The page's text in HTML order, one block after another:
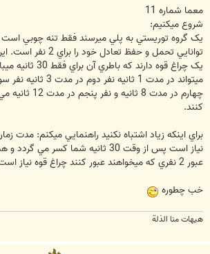
معما شماره 11
شروع ميکنيم:
يک گروه توريستي به پلي ميرسند فقط تنه چوبي است
يک چراغ قوه دارند که
چهارم در مدت 8
کنند.
براي اينکه زياد اشتباه نکنيد راهنمايي ميکنم: مدت
نياز است پس از وقت 30 ثانيه شما کسر
عبور 2 نفري که ميخواهند عبور کنند چراغ قوه نياز است.
خب چطوره
هیهات منا الذلة